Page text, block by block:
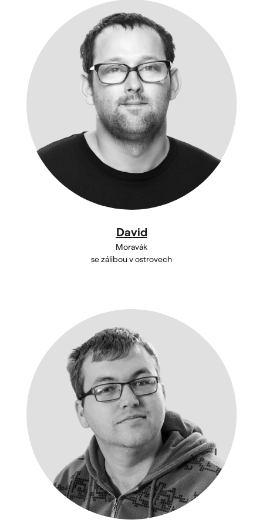
David
Moravák
se zálibou v ostrovech